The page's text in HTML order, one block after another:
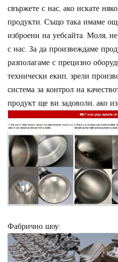
свържете с нас, ако искате
продукти. Също така имаме
изброени на уебсайта. Моля,
с нас. За да произвеждаме
разполагаме с прецизно
технически екип, зрели
система за контрол на
продукт ще ви задоволи, ако
Фабрично шоу: